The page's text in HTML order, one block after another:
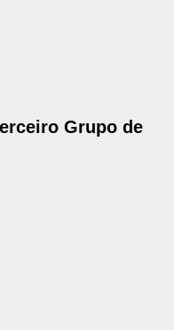
Grupo de